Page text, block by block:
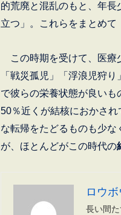
的荒廃と混乱のもと、年
立つ」。これらをまとめて
この時期を受けて、医療
「戦災孤児」「浮浪児狩
で彼らの栄養状態が良い
50％近くが結核におかさ
な転帰をたどるものも少
が、ほとんどがこの時代の
ロウボ
長い間